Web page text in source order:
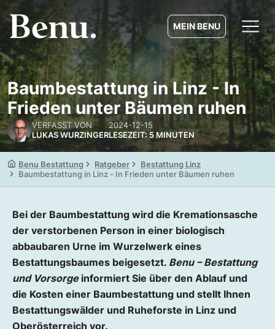
MEIN BENU
Baumbestattung in Linz - In
Frieden unter Bäumen ruhen
VERFASST VON
LUKAS WURZINGER
2024-12-15
LESEZEIT: 5 MINUTEN
Benu Bestattung Ratgeber
Bestattung Linz
Baumbestattung in Linz - In Frieden unter Bäumen ruhen
Bei der Baumbestattung wird die Kremationsasche
der verstorbenen Person in einer biologisch
abbaubaren Urne im Wurzelwerk eines
Bestattungsbaumes beigesetzt. Benu – Bestattung
und Vorsorgeinformiert Sie über den Ablauf und
die Kosten einer Baumbestattung und stellt Ihnen
Bestattungswälder und Ruheforste in Linz und
Oberösterreich vor.